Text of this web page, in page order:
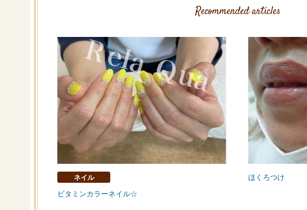
Recommended articles
ネイル
ビタミンカラーネイル☆
ほくろつけ